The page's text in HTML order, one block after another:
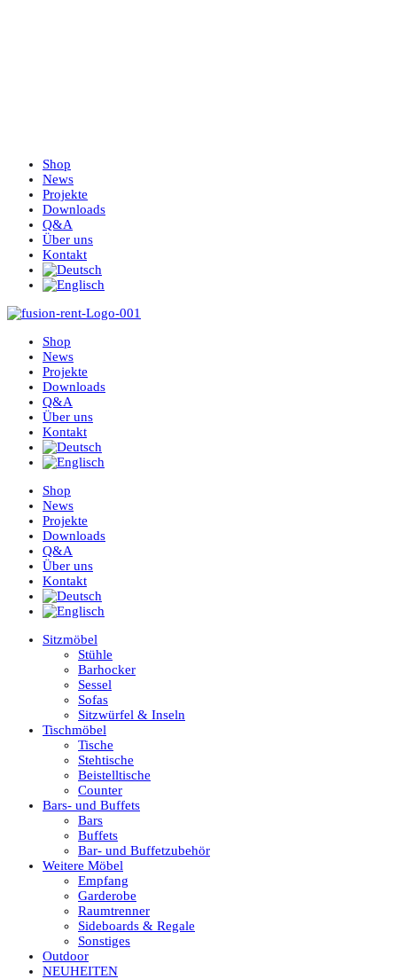
Shop
News
Projekte
Downloads
Q&A
Über uns
Kontakt
Shop
News
Projekte
Downloads
Q&A
Über uns
Kontakt
Shop
News
Projekte
Downloads
Q&A
Über uns
Kontakt
Sitzmöbel
Stühle
Barhocker
Sessel
Sofas
Sitzwürfel & Inseln
Tischmöbel
Tische
Stehtische
Beistelltische
Counter
Bars- und Buffets
Bars
Buffets
Bar- und Buffetzubehör
Weitere Möbel
Empfang
Garderobe
Raumtrenner
Sideboards & Regale
Sonstiges
Outdoor
NEUHEITEN